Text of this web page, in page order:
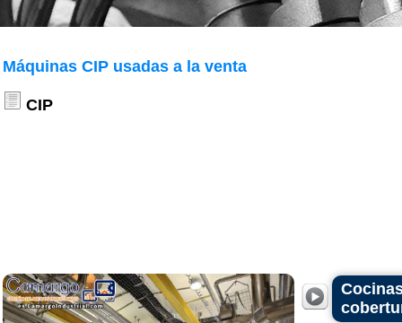
Máquinas CIP usadas a la venta
CIP